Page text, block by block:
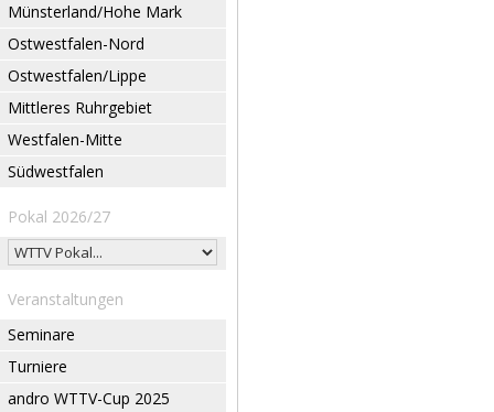
Münsterland/Hohe Mark
Ostwestfalen-Nord
Ostwestfalen/Lippe
Mittleres Ruhrgebiet
Westfalen-Mitte
Südwestfalen
Pokal 2026/27
Veranstaltungen
Seminare
Turniere
andro WTTV-Cup 2025